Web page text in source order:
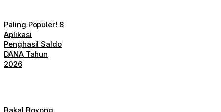
Paling Populer! 8
Aplikasi
Penghasil Saldo
DANA Tahun
2026
Bakal Boyong